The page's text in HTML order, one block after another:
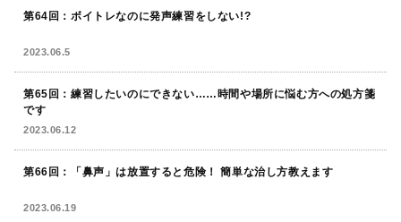
第64回：ボイトレなのに発声練習をしない!?
2023.06.5
第65回：練習したいのにできない……時間や場所に悩む方への処方箋
です
2023.06.12
第66回：「鼻声」は放置すると危険！ 簡単な治し方教えます
2023.06.19